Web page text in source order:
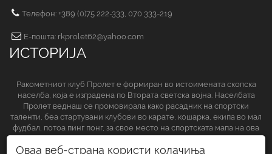
Телефон: +389 (0)75 222-333, 070 333-219
Е-пошта: rkprolet62@yahoo.com
ИСТОРИЈА
Ракометниот клуб Пролет е формиран во истоимената скопска
населба, која е изградена по Втората светска војна. Населбата
Пролет веднаш се промовирала како расадник на спортски
таленти, беа стартувани клубови во карате, кошарка, екипа во мал
фудбал, потоа пинг понг, за свое место на спортската мапа на ова
Оваа веб-страна користи колачиња